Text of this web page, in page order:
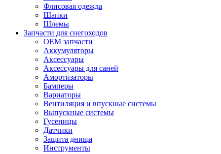
Флисовая одежда
Шапки
Шлемы
Запчасти для снегоходов
OEM запчасти
Аккумуляторы
Аксессуары
Аксессуары для саней
Амортизаторы
Бамперы
Вариаторы
Вентиляция и впускные системы
Выпускные системы
Гусеницы
Датчики
Защита днища
Инструменты